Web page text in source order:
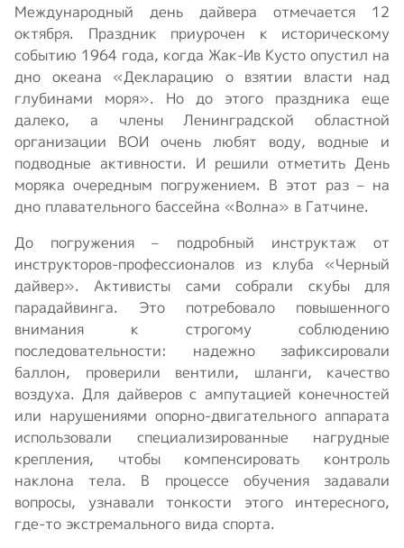
Международный день дайвера отмечается 12
октября. Праздник приурочен к историческому
событию 1964 года, когда Жак-Ив Кусто опустил на
дно океана «Декларацию о взятии власти над
глубинами моря». Но до этого праздника еще
далеко, а члены Ленинградской областной
организации ВОИ очень любят воду, водные и
подводные активности. И решили отметить День
моряка очередным погружением. В этот раз – на
дно плавательного бассейна «Волна» в Гатчине.
До погружения – подробный инструктаж от
инструкторов-профессионалов из клуба «Черный
дайвер». Активисты сами собрали скубы для
парадайвинга. Это потребовало повышенного
внимания к строгому соблюдению
последовательности: надежно зафиксировали
баллон, проверили вентили, шланги, качество
воздуха. Для дайверов с ампутацией конечностей
или нарушениями опорно-двигательного аппарата
использовали специализированные нагрудные
крепления, чтобы компенсировать контроль
наклона тела. В процессе обучения задавали
вопросы, узнавали тонкости этого интересного,
где-то экстремального вида спорта.